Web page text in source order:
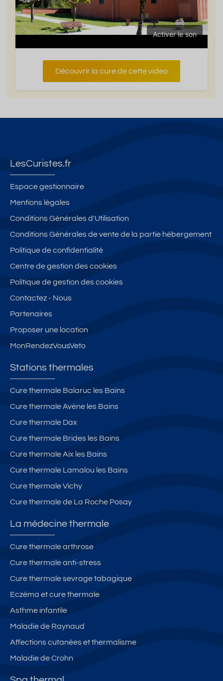
Activer le son
Découvrir la cure de cette video
LesCuristes.fr
Espace gestionnaire
Mentions légales
Conditions Générales d'Utilisation
Conditions Générales de vente de la partie hébergement
Politique de confidentialité
Centre de gestion des cookies
Politique de gestion des cookies
Contactez - Nous
Partenaires
Proposer une location
MonRendezVousVeto
Stations thermales
Cure thermale Balaruc les Bains
Cure thermale Avène les Bains
Cure thermale Dax
Cure thermale Brides les Bains
Cure thermale Aix les Bains
Cure thermale Lamalou les Bains
Cure thermale Vichy
Cure thermale de La Roche Posay
La médecine thermale
Cure thermale arthrose
Cure thermale anti-stress
Cure thermale sevrage tabagique
Eczéma et cure thermale
Asthme infantile
Maladie de Raynaud
Affections cutanées et thermalisme
Maladie de Crohn